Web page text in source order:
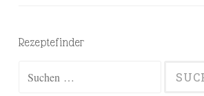
Rezeptefinder